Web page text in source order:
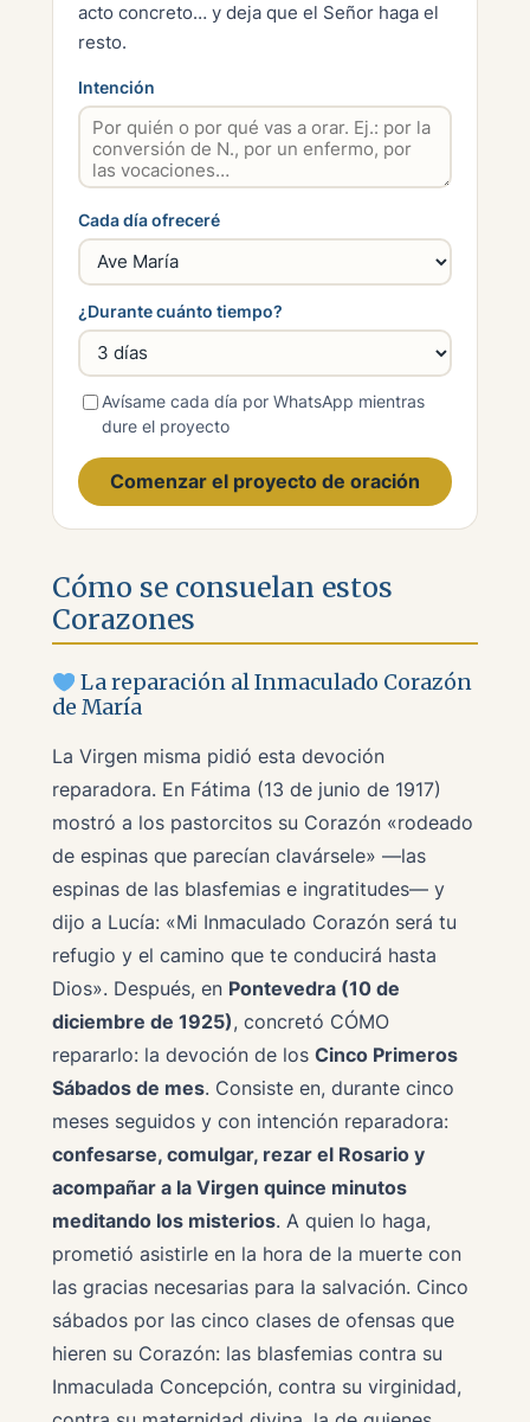
acto concreto… y deja que el Señor haga el
resto.
Intención
Cada día ofreceré
¿Durante cuánto tiempo?
Avísame cada día por WhatsApp mientras
dure el proyecto
Comenzar el proyecto de oración
Cómo se consuelan estos
Corazones
La reparación al Inmaculado Corazón
de María
La Virgen misma pidió esta devoción
reparadora. En Fátima (13 de junio de 1917)
mostró a los pastorcitos su Corazón «rodeado
de espinas que parecían clavársele» —las
espinas de las blasfemias e ingratitudes— y
dijo a Lucía: «Mi Inmaculado Corazón será tu
refugio y el camino que te conducirá hasta
Dios». Después, en Pontevedra (10 de
diciembre de 1925), concretó CÓMO
repararlo: la devoción de los Cinco Primeros
Sábados de mes. Consiste en, durante cinco
meses seguidos y con intención reparadora:
confesarse, comulgar, rezar el Rosario y
acompañar a la Virgen quince minutos
meditando los misterios. A quien lo haga,
prometió asistirle en la hora de la muerte con
las gracias necesarias para la salvación. Cinco
sábados por las cinco clases de ofensas que
hieren su Corazón: las blasfemias contra su
Inmaculada Concepción, contra su virginidad,